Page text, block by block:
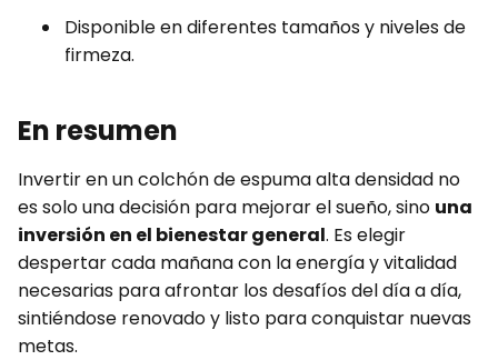
Disponible en diferentes tamaños y niveles de
firmeza.
En resumen
Invertir en un colchón de espuma alta densidad no
es solo una decisión para mejorar el sueño, sino una
inversión en el bienestar general. Es elegir
despertar cada mañana con la energía y vitalidad
necesarias para afrontar los desafíos del día a día,
sintiéndose renovado y listo para conquistar nuevas
metas.